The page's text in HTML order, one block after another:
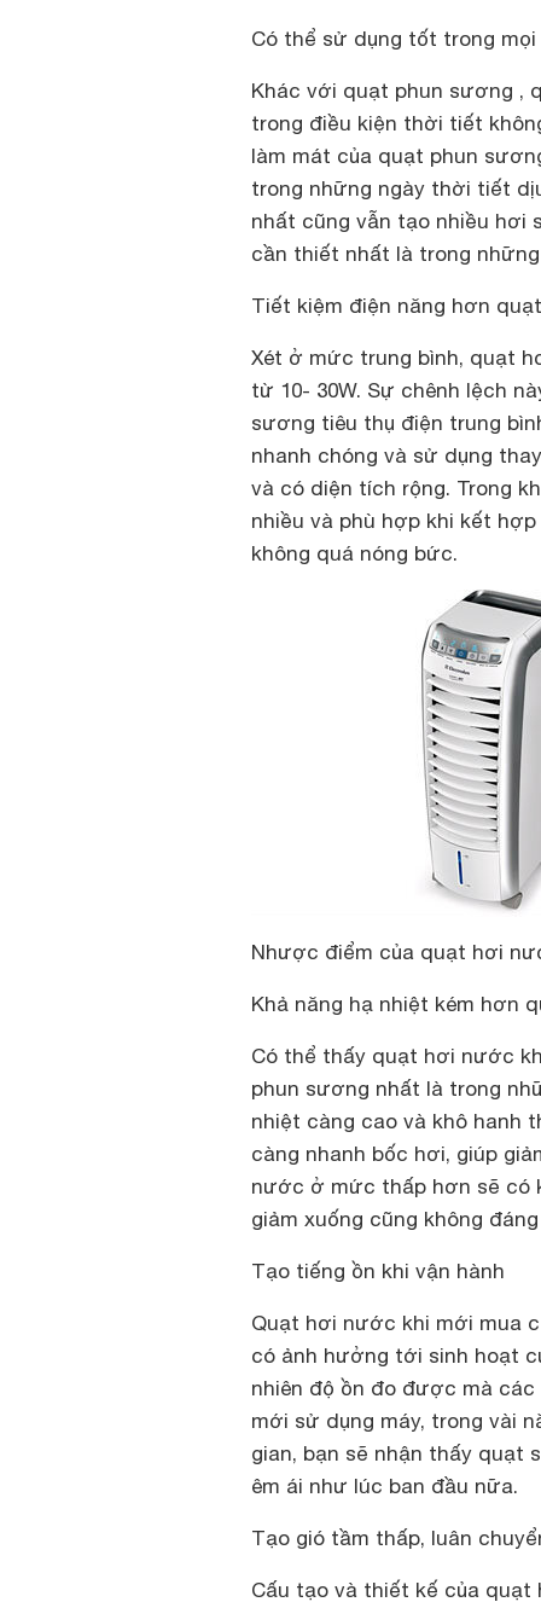
Có thể sử dụng tốt trong
Khác với quạt phun sương ,
trong điều kiện thời tiết
làm mát của quạt phun
trong những ngày thời tiết
nhất cũng vẫn tạo nhiều hơi
cần thiết nhất là trong
Tiết kiệm điện năng hơn
Xét ở mức trung bình, quạt
từ 10- 30W. Sự chênh lệch
sương tiêu thụ điện trung
nhanh chóng và sử dụng
và có diện tích rộng. Trong
nhiều và phù hợp khi kết
không quá nóng bức.
Nhược điểm của quạt hơi
Khả năng hạ nhiệt kém hơn
Có thể thấy quạt hơi nước
phun sương nhất là trong
nhiệt càng cao và khô hanh
càng nhanh bốc hơi, giúp
nước ở mức thấp hơn sẽ có
giảm xuống cũng không
Tạo tiếng ồn khi vận hành
Quạt hơi nước khi mới mua
có ảnh hưởng tới sinh hoạt
nhiên độ ồn đo được mà
mới sử dụng máy, trong vài
gian, bạn sẽ nhận thấy quạt
êm ái như lúc ban đầu nữa.
Tạo gió tầm thấp, luân
Cấu tạo và thiết kế của